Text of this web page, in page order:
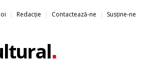
Redacție Contactează-ne Susține-ne
.